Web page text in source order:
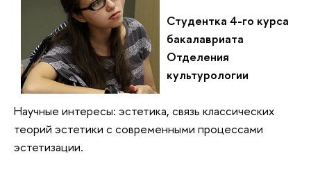
Студентка 4-го курса
бакалавриата
Отделения
культурологии
Научные интересы: эстетика, связь классических
теорий эстетики с современными процессами
эстетизации.